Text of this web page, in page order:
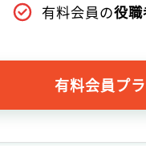
有料会員の役
有料会員プ